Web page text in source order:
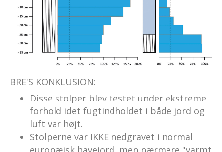
BRE'S KONKLUSION:
Disse stolper blev testet under ekstreme
forhold idet fugtindholdet i både jord og
luft var højt.
Stolperne var IKKE nedgravet i normal